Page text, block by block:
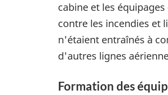
cabine et les
contre les incendies et
n'étaient entraînés à
d'autres lignes
Formation des